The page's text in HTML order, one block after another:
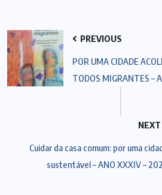
PREVIOUS
POR UMA CIDADE
TODOS MIGRANTES –
Cuidar da casa comum: por uma
sustentável – ANO XXXIV –